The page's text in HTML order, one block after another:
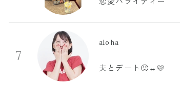
7
aloha
夫とデート🙂‍↔️🩷